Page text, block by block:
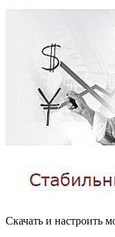
Скачать и настроить